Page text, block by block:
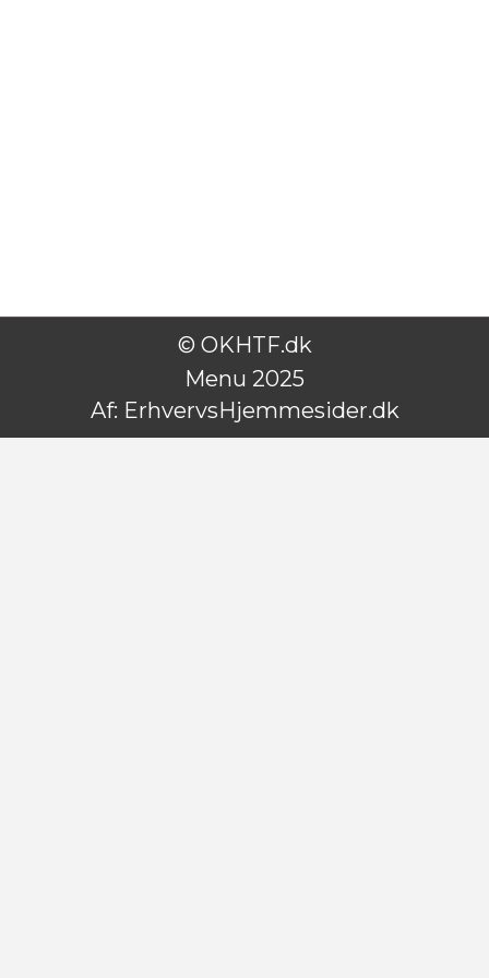
© OKHTF.dk
Menu 2025
Af: ErhvervsHjemmesider.dk